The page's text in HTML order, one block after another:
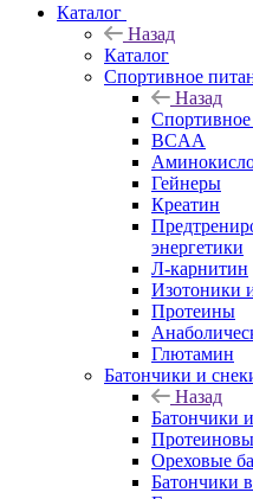
Каталог
Назад
Каталог
Спортивное
Назад
BCAA
Гейнеры
Креатин
энергетики
Л-карнитин
Изотоники
Протеины
Глютамин
Батончики и
Назад
Батончики
Ореховые
Батончики